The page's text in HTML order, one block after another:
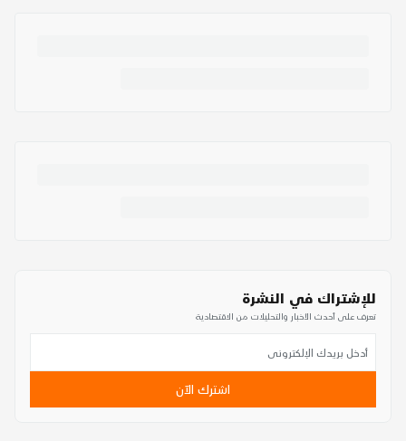
للإشتراك في النشرة
تعرف على أحدث الأخبار والتحليلات من الاقتصادية
اشترك الآن